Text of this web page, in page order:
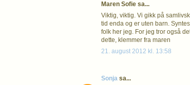
Maren Sofie sa...
Viktig, viktig. Vi gikk på
tid enda og er uten barn.
folk her jeg. For jeg tror også
dette, klemmer fra maren
21. august 2012 kl. 13:58
Sonja sa...